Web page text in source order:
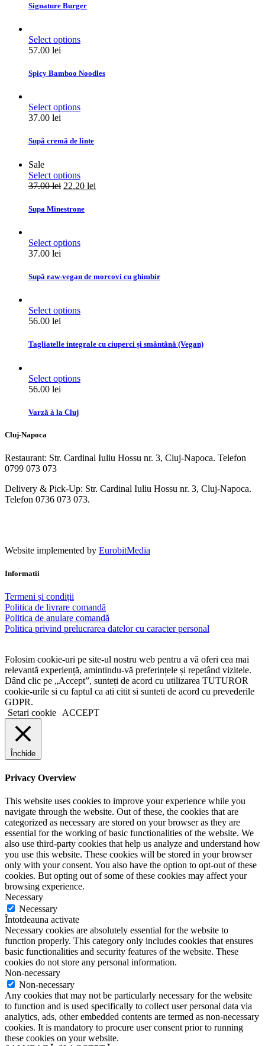
Signature Burger
Select options
57.00 lei
Spicy Bamboo Noodles
Select options
37.00 lei
Supă cremă de linte
Sale
Select options
37.00lei 22.20 lei
Supa Minestrone
Select options
37.00 lei
Supă raw-vegan de morcovi cu ghimbir
Select options
56.00 lei
Tagliatelle integrale cu ciuperci și smântână (Vegan)
Select options
56.00 lei
Varză à la Cluj
Cluj-Napoca
Restaurant: Str. Cardinal Iuliu Hossu nr. 3, Cluj-Napoca. Telefon
0799 073 073
Delivery & Pick-Up: Str. Cardinal Iuliu Hossu nr. 3, Cluj-Napoca.
Telefon 0736 073 073.
Website implemented by EurobitMedia
Informatii
Termeni și condiții
Politica de livrare comandă
Politica de anulare comandă
Politica privind prelucrarea datelor cu caracter personal
Folosim cookie-uri pe site-ul nostru web pentru a vă oferi cea mai
relevantă experiență, amintindu-vă preferințele și repetând vizitele.
Dând clic pe „Accept”, sunteți de acord cu utilizarea TUTUROR
cookie-urile si cu faptul ca ati citit si sunteti de acord cu prevederile
GDPR.
Setari cookie ACCEPT
Închide
Privacy Overview
This website uses cookies to improve your experience while you
navigate through the website. Out of these, the cookies that are
categorized as necessary are stored on your browser as they are
essential for the working of basic functionalities of the website. We
also use third-party cookies that help us analyze and understand how
you use this website. These cookies will be stored in your browser
only with your consent. You also have the option to opt-out of these
cookies. But opting out of some of these cookies may affect your
browsing experience.
Necessary
Necessary
Întotdeauna activate
Necessary cookies are absolutely essential for the website to
function properly. This category only includes cookies that ensures
basic functionalities and security features of the website. These
cookies do not store any personal information.
Non-necessary
Non-necessary
Any cookies that may not be particularly necessary for the website
to function and is used specifically to collect user personal data via
analytics, ads, other embedded contents are termed as non-necessary
cookies. It is mandatory to procure user consent prior to running
these cookies on your website.